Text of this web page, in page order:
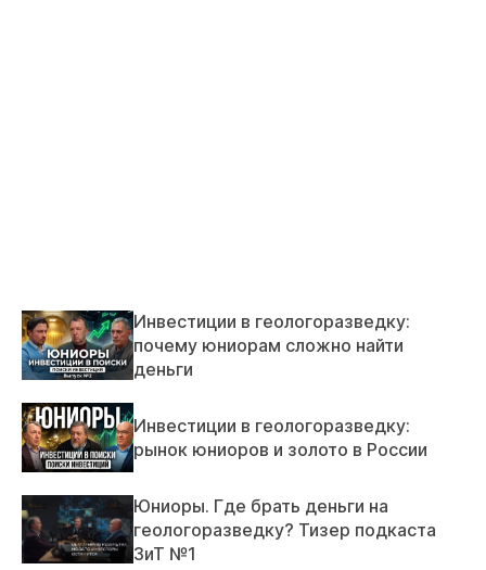
Инвестиции в геологоразведку:
почему юниорам сложно найти
деньги
Инвестиции в геологоразведку:
рынок юниоров и золото в России
Юниоры. Где брать деньги на
геологоразведку? Тизер подкаста
ЗиТ №1